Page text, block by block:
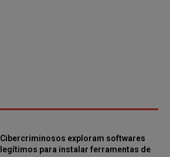
Cibercriminosos exploram softwares
legítimos para instalar ferramentas de